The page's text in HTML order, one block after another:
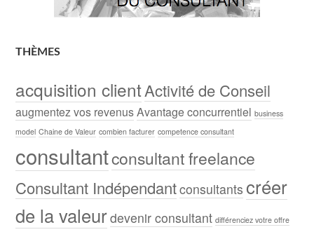
THÈMES
acquisition clientActivité de Conseil
augmentez vos revenusAvantage concurrentiel business
model Chaine de Valeur combien facturer competence consultant
consultantconsultant freelance
Consultant Indépendantconsultants créer
de la valeurdevenir consultant différenciez votre offre